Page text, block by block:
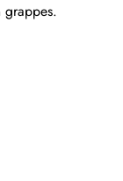
grappes.